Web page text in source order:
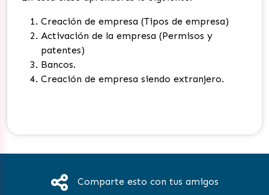
Creación de empresa (Tipos de empresa)
Activación de la empresa (Permisos y
patentes)
Bancos.
Creación de empresa siendo extranjero.
Comparte esto con tus amigos